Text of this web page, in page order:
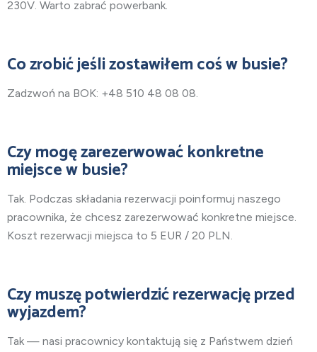
230V. Warto zabrać powerbank.
Co zrobić jeśli zostawiłem coś w busie?
Zadzwoń na BOK: +48 510 48 08 08.
Czy mogę zarezerwować konkretne
miejsce w busie?
Tak. Podczas składania rezerwacji poinformuj naszego
pracownika, że chcesz zarezerwować konkretne miejsce.
Koszt rezerwacji miejsca to 5 EUR / 20 PLN.
Czy muszę potwierdzić rezerwację przed
wyjazdem?
Tak — nasi pracownicy kontaktują się z Państwem dzień